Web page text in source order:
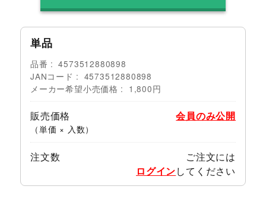
単品
品番
4573512880898
JANコード
4573512880898
メーカー希望小売価格
1,800円
販売価格
（単価 × 入数）
会員のみ公開
注文数
ご注文には
ログインしてください